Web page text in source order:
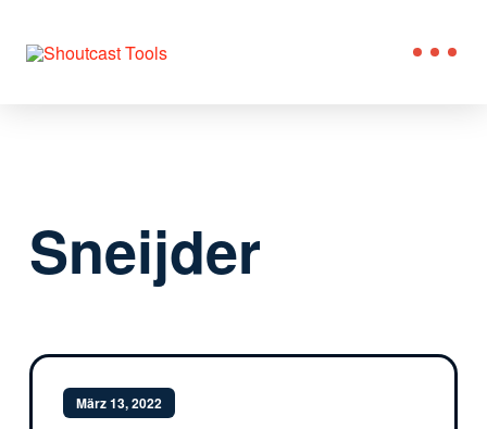
Sneijder
März 13, 2022